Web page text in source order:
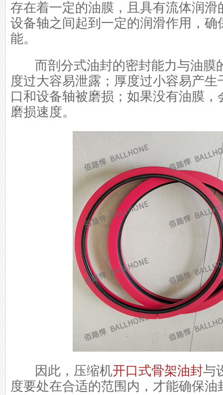
存在着一定的油膜，且具有流体润滑
设备轴之间起到一定的润滑作用，确
能。
而剖分式油封的密封能力与油膜
度过大容易泄露；厚度过小容易产
口和设备轴被磨损；如果没有油膜
磨损速度。
因此，压缩机开口式骨架油封与
度要处在合适的范围内，才能确保